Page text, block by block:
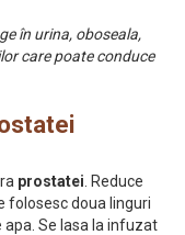
în urina, oboseala,
care poate conduce
prostatei . Reduce
folosesc doua linguri
apa. Se lasa la infuzat